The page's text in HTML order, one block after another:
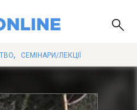
, СЕМІНАРИ/ЛЕКЦІЇ